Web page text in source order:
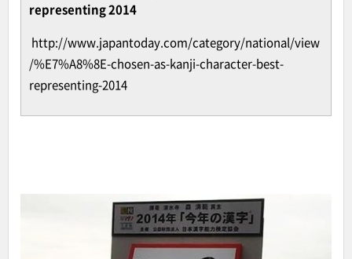
representing 2014
http://www.japantoday.com/category/national/view
/%E7%A8%8E-chosen-as-kanji-character-best-
representing-2014